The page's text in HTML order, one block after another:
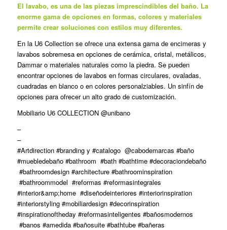
El lavabo, es una de las piezas imprescindibles del baño. La
enorme gama de opciones en formas, colores y materiales
permite crear soluciones con estilos muy diferentes.
En la U6 Collection se ofrece una extensa gama de encimeras y
lavabos sobremesa en opciones de cerámica, cristal, metálicos,
Dammar o materiales naturales como la piedra. Se pueden
encontrar opciones de lavabos en formas circulares, ovaladas,
cuadradas en blanco o en colores personalziables. Un sinfín de
opciones para ofrecer un alto grado de customización.
Mobiliario U6 COLLECTION @unibano
–
–
#Artdirection #branding y #catalogo @cabodemarcas #baño
#muebledebaño #bathroom #bath #bathtime #decoraciondebaño
#bathroomdesign #architecture #bathroominspiration
#bathroommodel #reformas #reformasintegrales
#interior&amp;home #diseñodeinteriores #interiorinspiration
#interiorstyling #mobiliardesign #decorinspiration
#inspirationoftheday #reformasinteligentes #bañosmodernos
#banos #amedida #bañosuite #bathtube #bañeras